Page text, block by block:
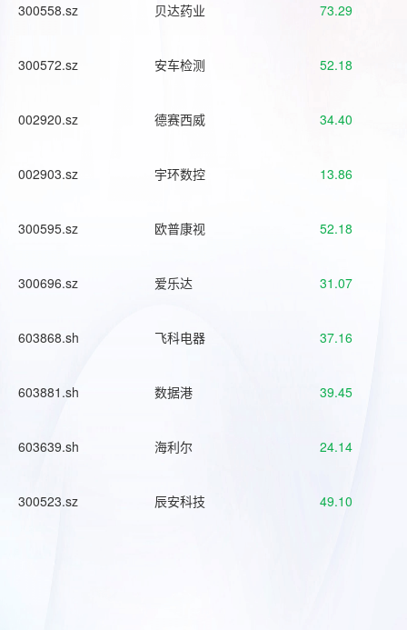
300558.sz 贝达药业 73.29
300572.sz 安车检测 52.18
002920.sz 德赛西威 34.40
002903.sz 宇环数控 13.86
300595.sz 欧普康视 52.18
300696.sz 爱乐达 31.07
603868.sh 飞科电器 37.16
603881.sh 数据港 39.45
603639.sh 海利尔 24.14
300523.sz 辰安科技 49.10